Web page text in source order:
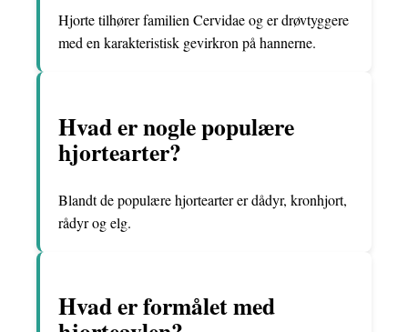
Hjorte tilhører familien Cervidae og er drøvtyggere
med en karakteristisk gevirkron på hannerne.
Hvad er nogle populære
hjortearter?
Blandt de populære hjortearter er dådyr, kronhjort,
rådyr og elg.
Hvad er formålet med